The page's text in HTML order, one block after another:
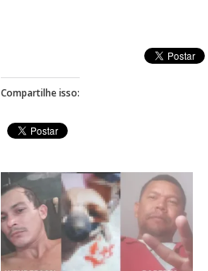
Compartilhe isso: